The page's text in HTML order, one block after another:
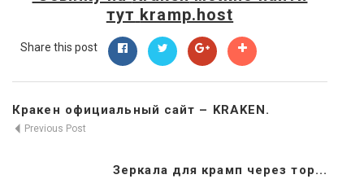
тут kramp.host
Share this post
Кракен официальный сайт – KRAKEN.
Previous Post
Зеркала для крамп через тор...